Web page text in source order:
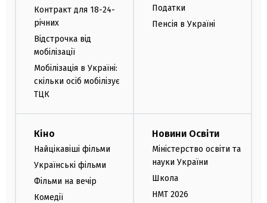
Контракт для 18-24-
річних
Відстрочка від
мобілізації
Мобілізація в Україні:
скільки осіб мобілізує
ТЦК
Податки
Пенсія в Україні
Кіно
Найцікавіші фільми
Українські фільми
Фільми на вечір
Комедії
Новини Освіти
Міністерство освіти та
науки України
Школа
НМТ 2026